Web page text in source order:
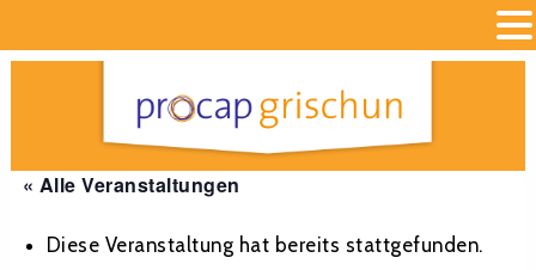
« Alle Veranstaltungen
Diese Veranstaltung hat bereits stattgefunden.